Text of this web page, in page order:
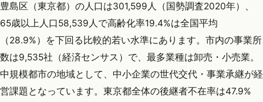
豊島区（東京都）の人口は301,599人（国勢調査2020年）、
65歳以上人口58,539人で高齢化率19.4%は全国平均
（28.9%）を下回る比較的若い水準にあります。市内の事業所
数は9,535社（経済センサス）で、最多業種は卸売・小売業。
中規模都市の地域として、中小企業の世代交代・事業承継が経
営課題となっています。東京都全体の後継者不在率は47.9%